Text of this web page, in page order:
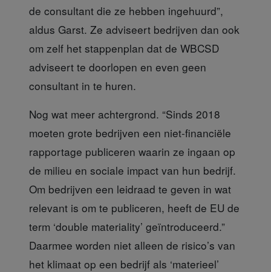
de consultant die ze hebben ingehuurd”,
aldus Garst. Ze adviseert bedrijven dan ook
om zelf het stappenplan dat de WBCSD
adviseert te doorlopen en even geen
consultant in te huren.
Nog wat meer achtergrond. “Sinds 2018
moeten grote bedrijven een niet-financiële
rapportage publiceren waarin ze ingaan op
de milieu en sociale impact van hun bedrijf.
Om bedrijven een leidraad te geven in wat
relevant is om te publiceren, heeft de EU de
term ‘double materiality’ geïntroduceerd.”
Daarmee worden niet alleen de risico’s van
het klimaat op een bedrijf als ‘materieel’